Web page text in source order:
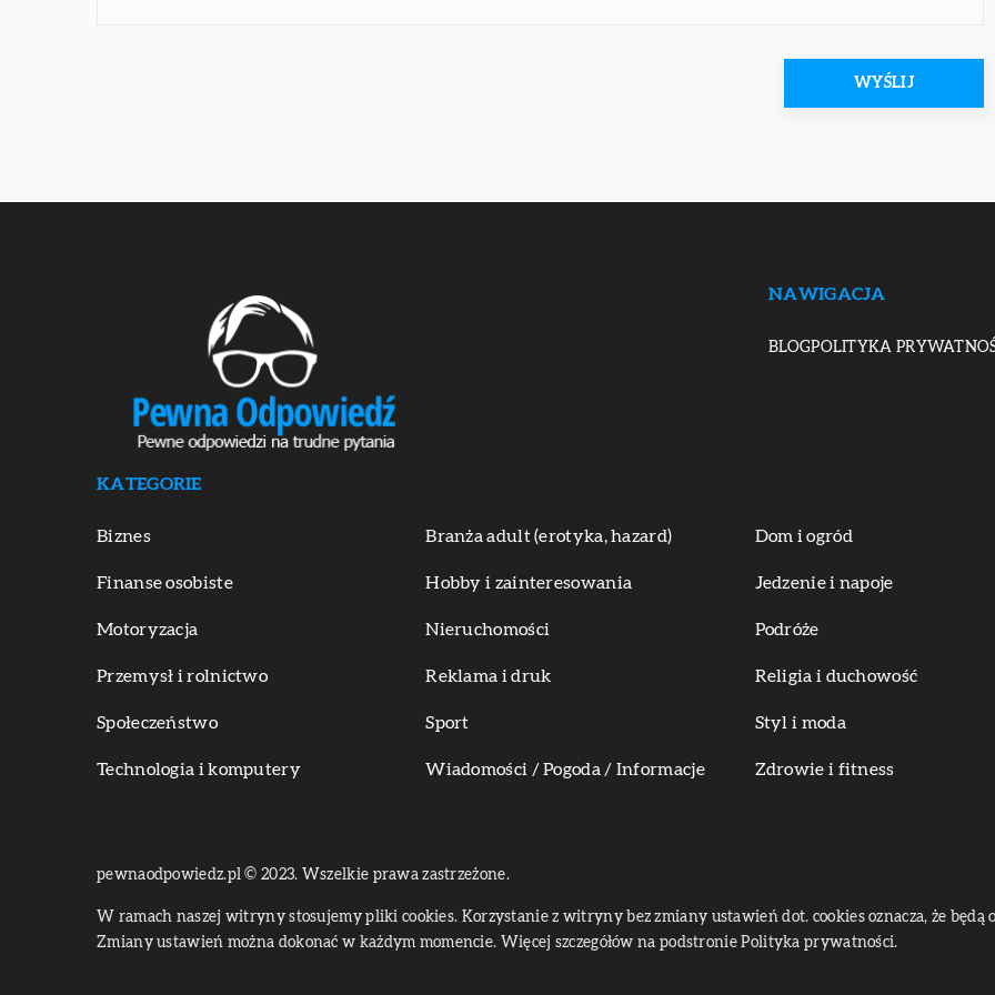
NAWIGACJA
BLOGPOLITYKA
KATEGORIE
Biznes Branża adult (erotyka, hazard) Dom i ogród
Finanse osobiste Hobby i zainteresowania Jedzenie i napoje
Motoryzacja Nieruchomości Podróże
Przemysł i rolnictwo Reklama i druk Religia i duchowość
Społeczeństwo Sport Styl i moda
Technologia i komputery Wiadomości / Pogoda / Informacje Zdrowie i fitness
pewnaodpowiedz.pl © 2023. Wszelkie prawa zastrzeżone.
W ramach naszej witryny stosujemy pliki cookies. Korzystanie z witryny bez zmiany ustawień dot. cookies oznacza, że będą
Zmiany ustawień można dokonać w każdym momencie. Więcej szczegółów na podstroniePolityka prywatności.